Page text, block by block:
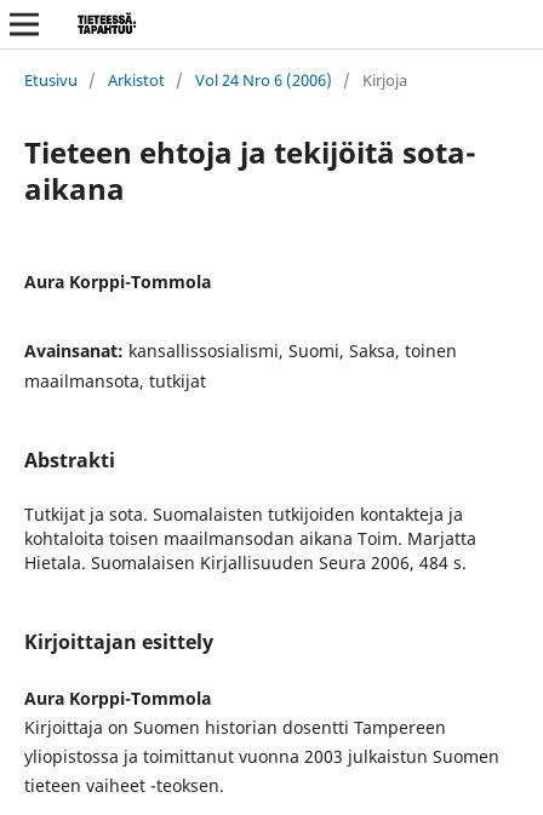
Etusivu / Arkistot / Vol 24 Nro 6 (2006) / Kirjoja
Tieteen ehtoja ja tekijöitä sota-
aikana
Aura Korppi-Tommola
Avainsanat: kansallissosialismi, Suomi, Saksa, toinen
maailmansota, tutkijat
Abstrakti
Tutkijat ja sota. Suomalaisten tutkijoiden kontakteja ja
kohtaloita toisen maailmansodan aikana Toim. Marjatta
Hietala. Suomalaisen Kirjallisuuden Seura 2006, 484 s.
Kirjoittajan esittely
Aura Korppi-Tommola
Kirjoittaja on Suomen historian dosentti Tampereen
yliopistossa ja toimittanut vuonna 2003 julkaistun Suomen
tieteen vaiheet -teoksen.